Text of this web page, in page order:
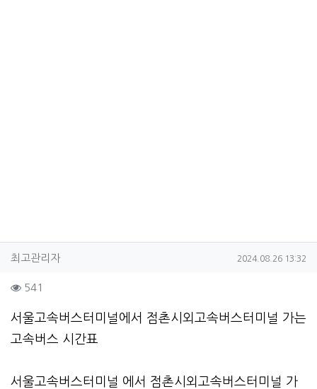
작성자 정보
최고관리자작성 작성일
2024.08.26 13:32
컨텐츠 정보
541
본문
서울고속버스터미널에서 점촌시외고속버스터미널 가는
고속버스 시간표
서울고속버스터미널 에서 점촌시외고속버스터미널 가